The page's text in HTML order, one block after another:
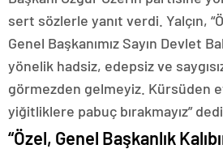
sert sözlerle yanıt verdi. Yalçın,
Genel Başkanımız Sayın Devlet
yönelik hadsiz, edepsiz ve
görmezden gelmeyiz. Kürsüden
yiğitliklere pabuç bırakmayız” dedi.
“Özel, Genel Başkanlık